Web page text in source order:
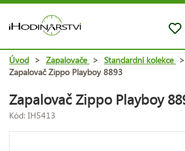
Úvod > Zapalovače > Standardní kolekce >
Zapalovač Zippo Playboy 8893
Zapalovač Zippo Playboy
Kód: IH5413